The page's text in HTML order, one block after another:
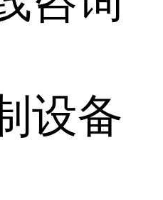
设备